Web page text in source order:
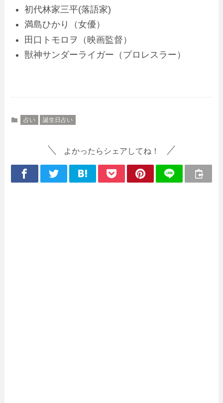
初代林家三平(落語家)
満島ひかり（女優）
田口トモロヲ（映画監督）
獣神サンダーライガー（プロレスラー）
占い 誕生日占い
よかったらシェアしてね！